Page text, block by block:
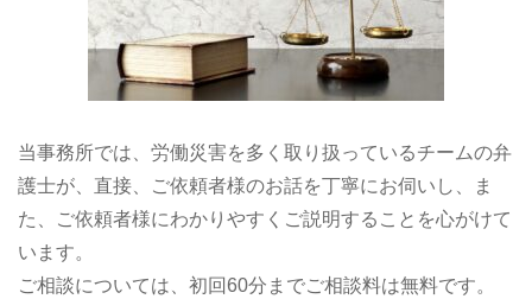
当事務所では、労働災害を多く取り扱っているチームの弁
護士が、直接、ご依頼者様のお話を丁寧にお伺いし、ま
た、ご依頼者様にわかりやすくご説明することを心がけて
います。
ご相談については、初回60分までご相談料は無料です。